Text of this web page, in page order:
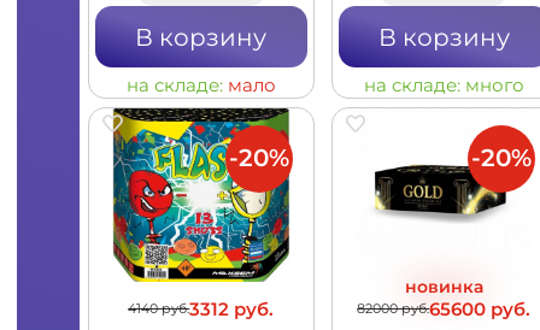
В корзину
на складе: мало
В корзину
на складе: много
4140 руб.3312 руб.
-20%
новинка
82000 руб.65600 руб.
-20%